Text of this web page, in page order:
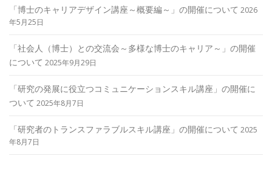
「博士のキャリアデザイン講座～概要編～」の開催について 2026
年5月25日
「社会人（博士）との交流会～多様な博士のキャリア～」の開催
について 2025年9月29日
「研究の発展に役立つコミュニケーションスキル講座」の開催に
ついて 2025年8月7日
「研究者のトランスファラブルスキル講座」の開催について 2025
年8月7日